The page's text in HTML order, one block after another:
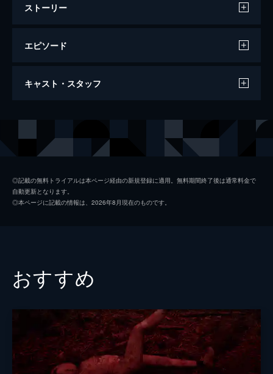
ストーリー
エピソード
Love Will Tear Us Apart
キャスト・スタッフ
吹越満
望月歩
天木じゅん
◎記載の無料トライアルは本ページ経由の新規登録に適用。無料期間終了後は通常料金で
自動更新となります。
◎本ページに記載の情報は、2026年8月現在のものです。
おすすめ